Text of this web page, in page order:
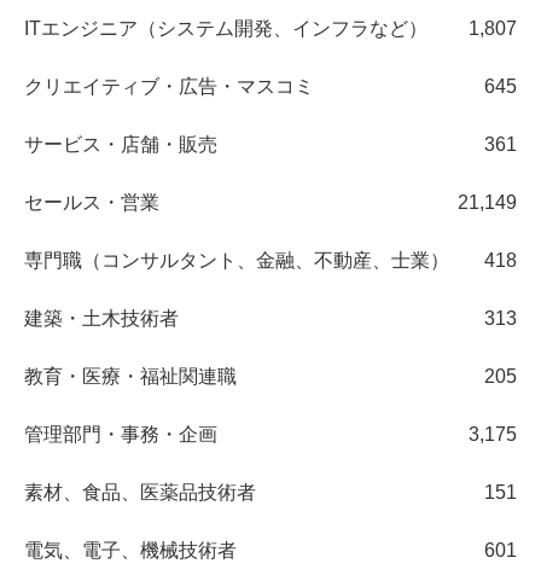
ITエンジニア（システム開発、インフラなど） 1,807
クリエイティブ・広告・マスコミ 645
サービス・店舗・販売 361
セールス・営業 21,149
専門職（コンサルタント、金融、不動産、士業） 418
建築・土木技術者 313
教育・医療・福祉関連職 205
管理部門・事務・企画 3,175
素材、食品、医薬品技術者 151
電気、電子、機械技術者 601